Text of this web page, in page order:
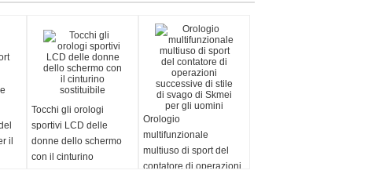
il
Tocchi gli orologi
sportivi LCD delle
donne dello schermo
con il cinturino
Orologio
multifunzionale
multiuso di sport del
contatore di operazioni